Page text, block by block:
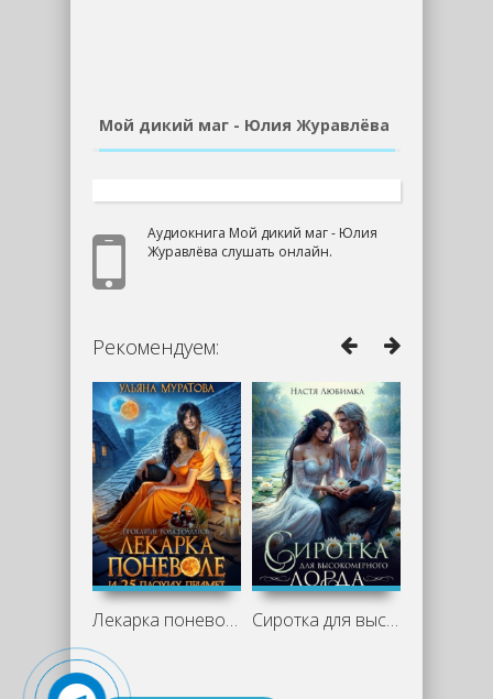
Мой дикий маг - Юлия Журавлёва
Аудиокнига Мой дикий маг - Юлия
Журавлёва слушать онлайн.
Рекомендуем:
Лекарка поневоле и 25 плохих примет - Сиротка для высокомерного лорда - Настя